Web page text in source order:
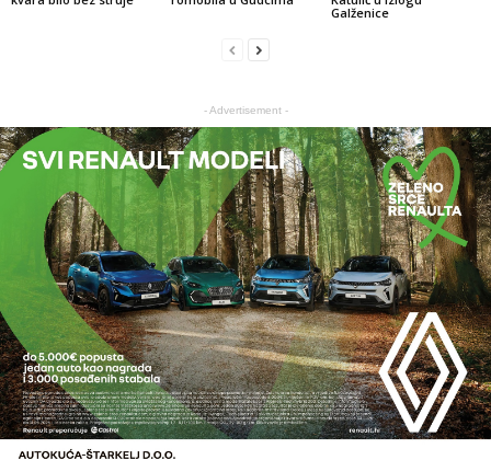
Galženice
- Advertisement -